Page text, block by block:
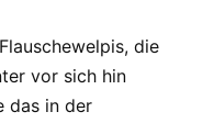
die
vor sich hin
das in der